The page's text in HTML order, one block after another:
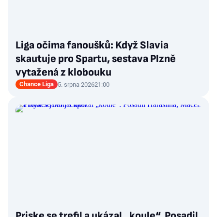
Liga očima fanoušků: Když Slavia
skautuje pro Spartu, sestava Plzně
vytažená z klobouku
Chance Liga 5. srpna 202621:00